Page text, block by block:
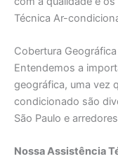
Técnica Ar-
Cobertura Geográfica
Entendemos a
geográfica, uma vez
condicionado são
São Paulo e
Nossa Assistência